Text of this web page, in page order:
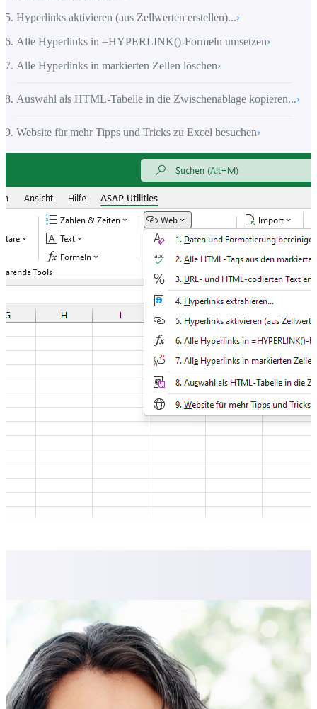
Hyperlinks aktivieren (aus Zellwerten erstellen)...›
Alle Hyperlinks in =HYPERLINK()-Formeln umsetzen›
Alle Hyperlinks in markierten Zellen löschen›
Auswahl als HTML-Tabelle in die Zwischenablage kopieren...›
Website für mehr Tipps und Tricks zu Excel besuchen›